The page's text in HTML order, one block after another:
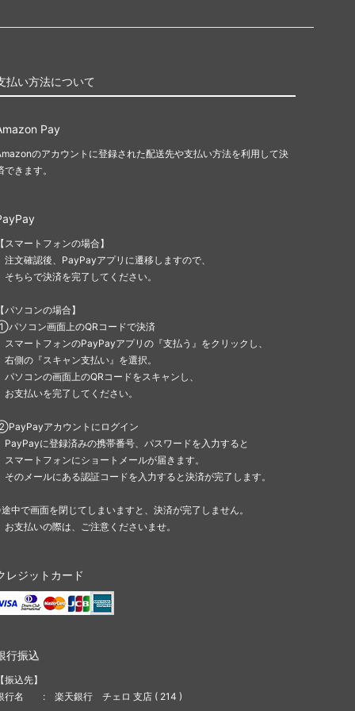
払い方法について
Pay
のアカウントに登録された配送先や支払い方法を利用して決
できます。
スマートフォンの場合】
文確認後、PayPayアプリに遷移しますので、
ちらで決済を完了してください。
パソコンの場合】
ソコン画面上のQRコードで決済
マートフォンのPayPayアプリの『支払う』をクリックし、
側の『スキャン支払い』を選択。
ソコンの画面上のQRコードをスキャンし、
支払いを完了してください。
アカウントにログイン
に登録済みの携帯番号、パスワードを入力すると
マートフォンにショートメールが届きます。
のメールにある認証コードを入力すると決済が完了します。
中で画面を閉じてしまいますと、決済が完了しません。
支払いの際は、ご注意くださいませ。
レジットカード
行振込
振込先】
行名 : 楽天銀行 チェロ 支店 ( 214 )